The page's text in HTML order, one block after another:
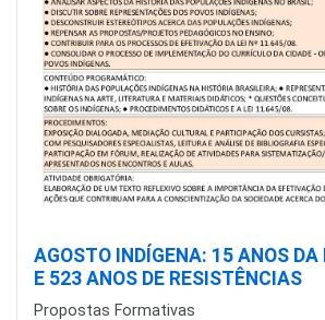
AGOSTO INDÍGENA: 15 ANOS
E 523 ANOS DE RESISTÊNCIAS
Propostas Formativas